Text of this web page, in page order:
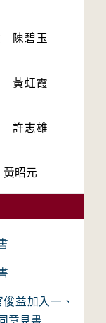
碧玉
霞
雄
元
益加入一、
意見書